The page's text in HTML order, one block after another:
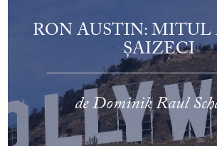
RON AUSTIN: MITUL
ȘAIZECI
de Dominik Raul